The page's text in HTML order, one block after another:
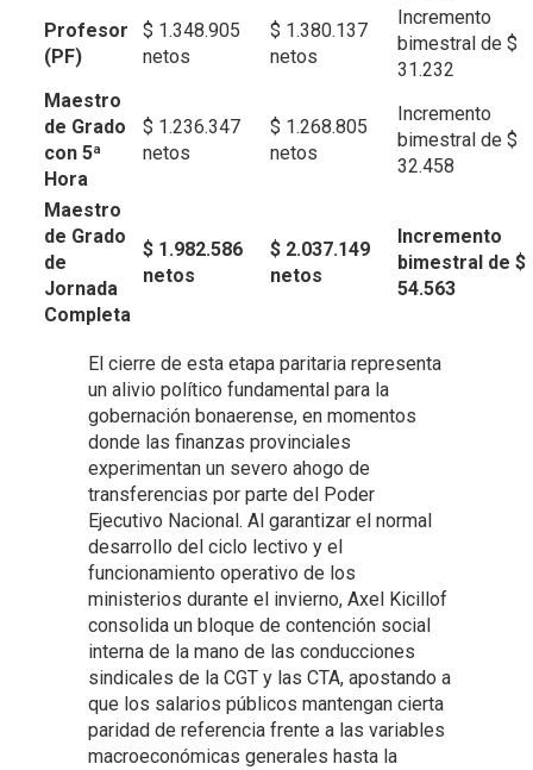
Profesor
(PF)
$ 1.348.905
netos
$ 1.380.137
netos
Incremento
bimestral de $
31.232
Maestro
de Grado
con 5ª
Hora
$ 1.236.347
netos
$ 1.268.805
netos
Incremento
bimestral de $
32.458
Maestro
de Grado
de
Jornada
Completa
$ 1.982.586
netos
$ 2.037.149
netos
Incremento
bimestral de $
54.563
El cierre de esta etapa paritaria representa
un alivio político fundamental para la
gobernación bonaerense, en momentos
donde las finanzas provinciales
experimentan un severo ahogo de
transferencias por parte del Poder
Ejecutivo Nacional. Al garantizar el normal
desarrollo del ciclo lectivo y el
funcionamiento operativo de los
ministerios durante el invierno, Axel Kicillof
consolida un bloque de contención social
interna de la mano de las conducciones
sindicales de la CGT y las CTA, apostando a
que los salarios públicos mantengan cierta
paridad de referencia frente a las variables
macroeconómicas generales hasta la